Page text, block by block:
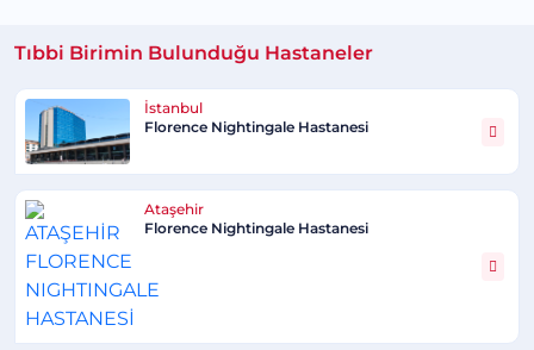
Tıbbi Birimin Bulunduğu Hastaneler
İstanbul
Florence Nightingale Hastanesi
Ataşehir
Florence Nightingale Hastanesi